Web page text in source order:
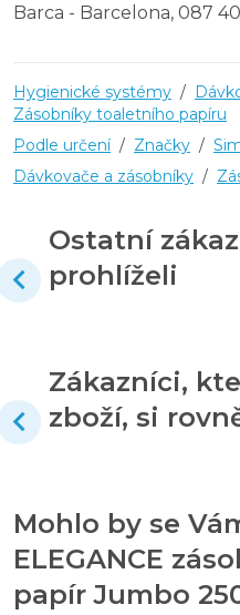
Barca - Barcelona, 087 40
Hygienické systémy /
Zásobníky toaletního papíru
Podle určení / Značky /
Dávkovače a zásobníky /
Ostatní
prohlíželi
Zákazníci,
zboží, si
Mohlo by se
ELEGANCE
papír Jumbo